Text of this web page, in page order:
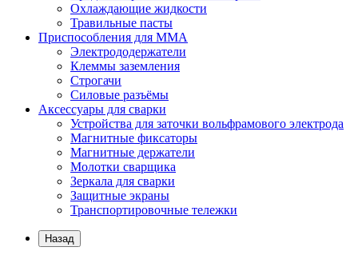
Охлаждающие жидкости
Травильные пасты
Приспособления для ММА
Электрододержатели
Клеммы заземления
Строгачи
Силовые разъёмы
Аксессуары для сварки
Устройства для заточки вольфрамового электрода
Магнитные фиксаторы
Магнитные держатели
Молотки сварщика
Зеркала для сварки
Защитные экраны
Транспортировочные тележки
Назад